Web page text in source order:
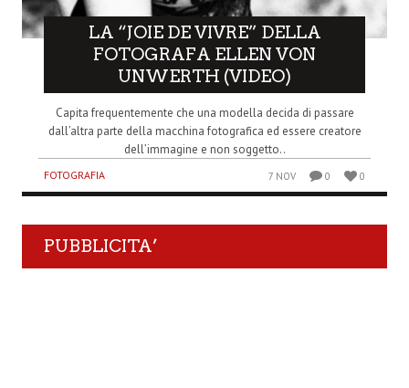
LA “JOIE DE VIVRE” DELLA
FOTOGRAFA ELLEN VON
UNWERTH (VIDEO)
Capita frequentemente che una modella decida di passare
dall’altra parte della macchina fotografica ed essere creatore
dell’immagine e non soggetto..
FOTOGRAFIA 7 NOV 0 0
PUBBLICITA’